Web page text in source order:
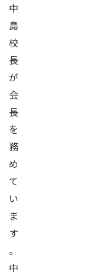
中
島
校
長
が
会
長
を
務
め
て
い
ま
す
。
中